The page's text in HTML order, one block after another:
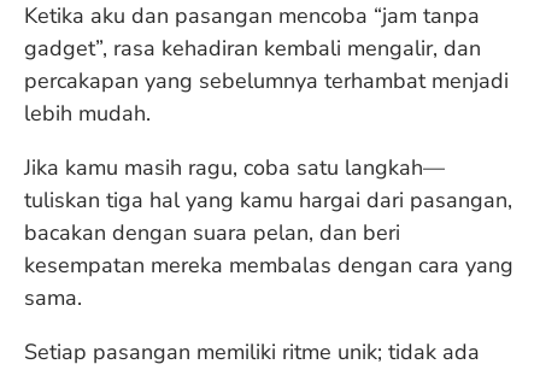
Ketika aku dan pasangan mencoba “jam tanpa
gadget”, rasa kehadiran kembali mengalir, dan
percakapan yang sebelumnya terhambat menjadi
lebih mudah.
Jika kamu masih ragu, coba satu langkah—
tuliskan tiga hal yang kamu hargai dari pasangan,
bacakan dengan suara pelan, dan beri
kesempatan mereka membalas dengan cara yang
sama.
Setiap pasangan memiliki ritme unik; tidak ada